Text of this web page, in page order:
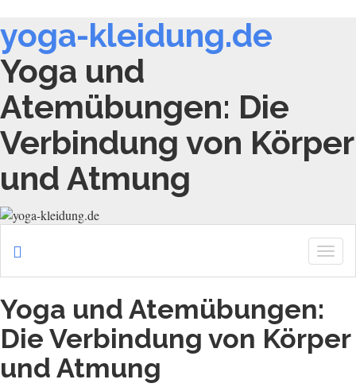
yoga-kleidung.de
Yoga und
Atemübungen: Die
Verbindung von Körper
und Atmung
Yoga und Atemübungen:
Die Verbindung von Körper
und Atmung